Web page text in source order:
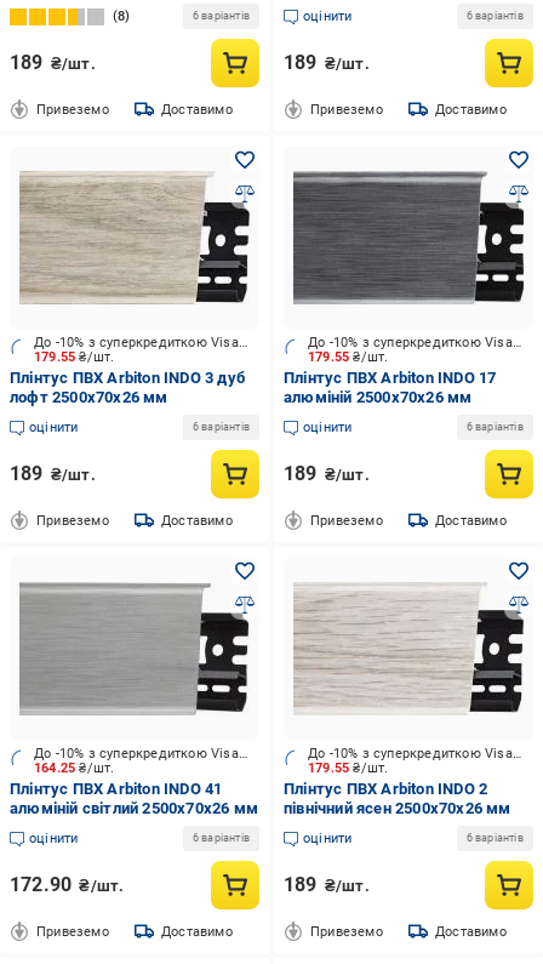
8 6 варіантів
189 ₴/шт.
Привеземо Доставимо
оцінити 6 варіантів
189 ₴/шт.
Привеземо Доставимо
179.55₴/шт.
До -10% з суперкредиткою Visa Вигода
Плінтус ПВХ Arbiton INDO 3 дуб
лофт 2500х70x26 мм
оцінити 6 варіантів
189 ₴/шт.
Привеземо Доставимо
179.55₴/шт.
До -10% з суперкредиткою Visa Вигода
Плінтус ПВХ Arbiton INDO 17
алюміній 2500х70x26 мм
оцінити 6 варіантів
189 ₴/шт.
Привеземо Доставимо
164.25₴/шт.
До -10% з суперкредиткою Visa Вигода
Плінтус ПВХ Arbiton INDO 41
алюміній світлий 2500х70x26 мм
оцінити 6 варіантів
172.90 ₴/шт.
Привеземо Доставимо
179.55₴/шт.
До -10% з суперкредиткою Visa Вигода
Плінтус ПВХ Arbiton INDO 2
північний ясен 2500х70x26 мм
оцінити 6 варіантів
189 ₴/шт.
Привеземо Доставимо